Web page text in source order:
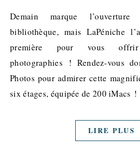
Demain marque l’ouverture de la nouvelle
bibliothèque, mais LaPéniche
première pour vous
photographies ! Rendez-vous
Photos pour admirer cette
six étages, équipée de 200 iMacs !
LIRE PLUS